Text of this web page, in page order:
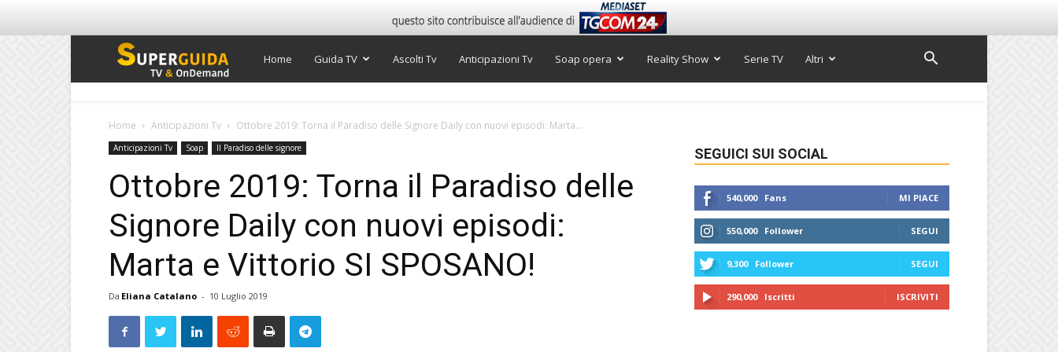
Super
TV
Home Guida TV Ascolti Tv Anticipazioni Tv Soap opera Reality Show Serie TV Altri
Home Anticipazioni Tv Ottobre 2019: Torna il Paradiso delle Signore Daily con nuovi episodi: Marta...
Anticipazioni Tv Soap Il Paradiso delle signore
Ottobre 2019: Torna il Paradiso delle
Signore Daily con nuovi episodi:
Marta e Vittorio SI SPOSANO!
Da Eliana Catalano - 10 Luglio 2019
SEGUICI SUI SOCIAL
540,000 Fans MI PIACE
550,000 Follower SEGUI
9,300 Follower SEGUI
290,000 Iscritti ISCRIVITI